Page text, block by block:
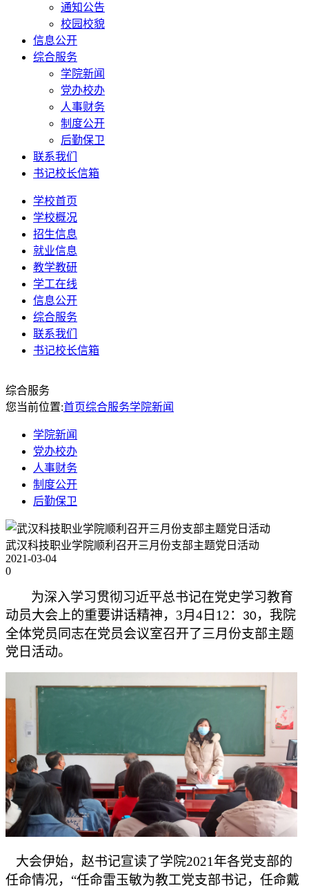
通知公告
校园校貌
信息公开
综合服务
学院新闻
党办校办
人事财务
制度公开
后勤保卫
联系我们
书记校长信箱
学校首页
学校概况
招生信息
就业信息
教学教研
学工在线
信息公开
综合服务
联系我们
书记校长信箱
综合服务
您当前位置:首页综合服务学院新闻
学院新闻
党办校办
人事财务
制度公开
后勤保卫
武汉科技职业学院顺利召开三月份支部主题党日活动
2021-03-04
0
为深入学习贯彻习近平总书记在党史学习教育
动员大会上的重要讲话精神， 3月4日 12： 30，我院
全体党员同志在党员会议室召开了三月份支部主题
党日活动。
大会伊始， 赵书记宣读了学院2021 年各党支部的
任命情况，“任命雷玉敏为教工党支部书记，任命戴